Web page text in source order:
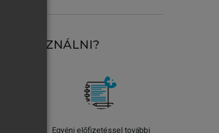
HASZNÁLNI?
Egyéni előfizetéssel további